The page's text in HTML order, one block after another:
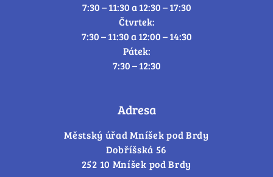
7:30 – 11:30 a 12:30 – 17:30
Čtvrtek:
7:30 – 11:30 a 12:00 – 14:30
Pátek:
7:30 – 12:30
Adresa
Městský úřad Mníšek pod Brdy
Dobříšská 56
252 10 Mníšek pod Brdy